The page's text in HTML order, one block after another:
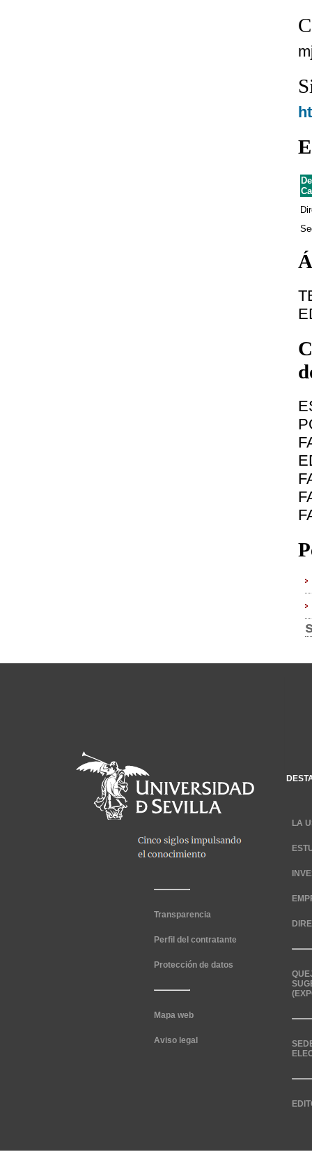
Transparencia
Perfil del contratante
Protección de datos
Mapa web
Aviso legal
LA